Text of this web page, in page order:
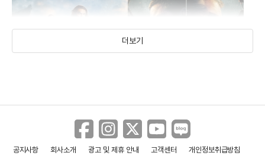
더보기
공지사항 회사소개 광고 및 제휴 안내 고객센터
개인정보취급방침